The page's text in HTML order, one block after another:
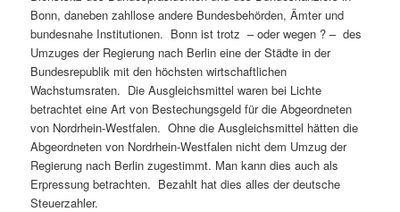
Bonn, daneben zahllose andere Bundesbehörden, Ämter und
bundesnahe Institutionen. Bonn ist trotz – oder wegen ? – des
Umzuges der Regierung nach Berlin eine der Städte in der
Bundesrepublik mit den höchsten wirtschaftlichen
Wachstumsraten. Die Ausgleichsmittel waren bei Lichte
betrachtet eine Art von Bestechungsgeld für die Abgeordneten
von Nordrhein-Westfalen. Ohne die Ausgleichsmittel hätten die
Abgeordneten von Nordrhein-Westfalen nicht dem Umzug der
Regierung nach Berlin zugestimmt. Man kann dies auch als
Erpressung betrachten. Bezahlt hat dies alles der deutsche
Steuerzahler.